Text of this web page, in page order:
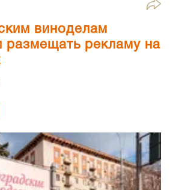
виноделам
размещать рекламу на